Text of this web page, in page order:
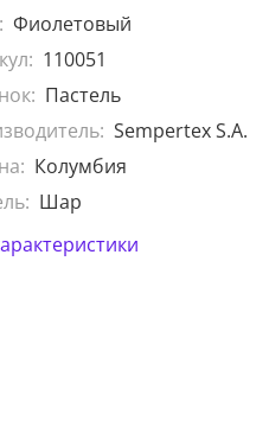
Фиолетовый
110051
Пастель
Sempertex S.A.
Колумбия
Шар